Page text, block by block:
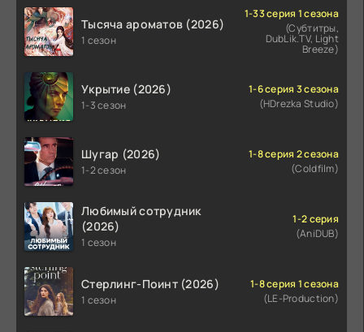
Тысяча ароматов (2026)
1 сезон
1-33 серия 1 сезона
(Субтитры,
DubLik.TV, Light
Breeze)
Укрытие (2026)
1-3 сезон
1-6 серия 3 сезона
(HDrezka Studio)
Шугар (2026)
1-2 сезон
1-8 серия 2 сезона
(Coldfilm)
Любимый сотрудник
(2026)
1 сезон
1-2 серия
(AniDUB)
Стерлинг-Поинт (2026)
1 сезон
1-8 серия 1 сезона
(LE-Production)